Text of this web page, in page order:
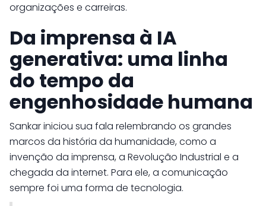
organizações e carreiras.
Da imprensa à IA
generativa: uma linha
do tempo da
engenhosidade humana
Sankar iniciou sua fala relembrando os grandes
marcos da história da humanidade, como a
invenção da imprensa, a Revolução Industrial e a
chegada da internet. Para ele, a comunicação
sempre foi uma forma de tecnologia.